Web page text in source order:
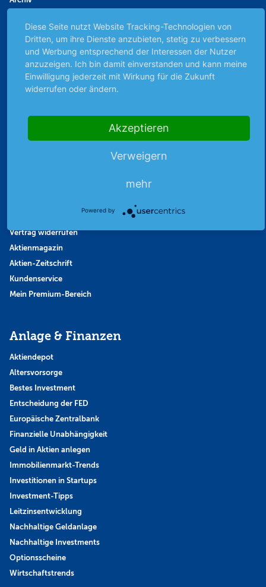
Börsengerüchte
Börsengespräche
Börsennews
Favoriten
Finanzpodcast
Themen & Börse
Vertrag widerrufen
Aktienmagazin
Aktien-Zeitschrift
Kundenservice
Mein Premium-Bereich
Anlage & Finanzen
Aktiendepot
Altersvorsorge
Bestes Investment
Entscheidung der FED
Europäische Zentralbank
Finanzielle Unabhängigkeit
Geld in Aktien anlegen
Immobilienmarkt-Trends
Investitionen in Startups
Investment-Tipps
Leitzinsentwicklung
Nachhaltige Geldanlage
Nachhaltige Investments
Optionsscheine
Wirtschaftstrends
Diese Seite nutzt Website Tracking-Technologien von
Dritten, um ihre Dienste anzubieten, stetig zu verbessern
und Werbung entsprechend der Interessen der Nutzer
anzuzeigen. Ich bin damit einverstanden und kann meine
Einwilligung jederzeit mit Wirkung für die Zukunft
widerrufen oder ändern.
Akzeptieren
Verweigern
mehr
Powered by